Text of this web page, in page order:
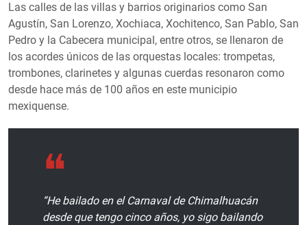
Las calles de las villas y barrios originarios como San
Agustín, San Lorenzo, Xochiaca, Xochitenco, San Pablo, San
Pedro y la Cabecera municipal, entre otros, se llenaron de
los acordes únicos de las orquestas locales: trompetas,
trombones, clarinetes y algunas cuerdas resonaron como
desde hace más de 100 años en este municipio
mexiquense.
“He bailado en el Carnaval de Chimalhuacán
desde que tengo cinco años, yo sigo bailando